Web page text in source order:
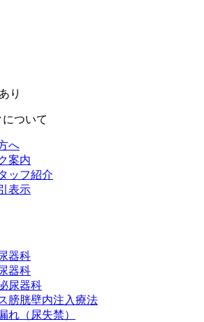
り
ついて
へ
案内
ッフ紹介
表示
器科
器科
尿器科
膀胱壁内注入療法
れ（尿失禁）